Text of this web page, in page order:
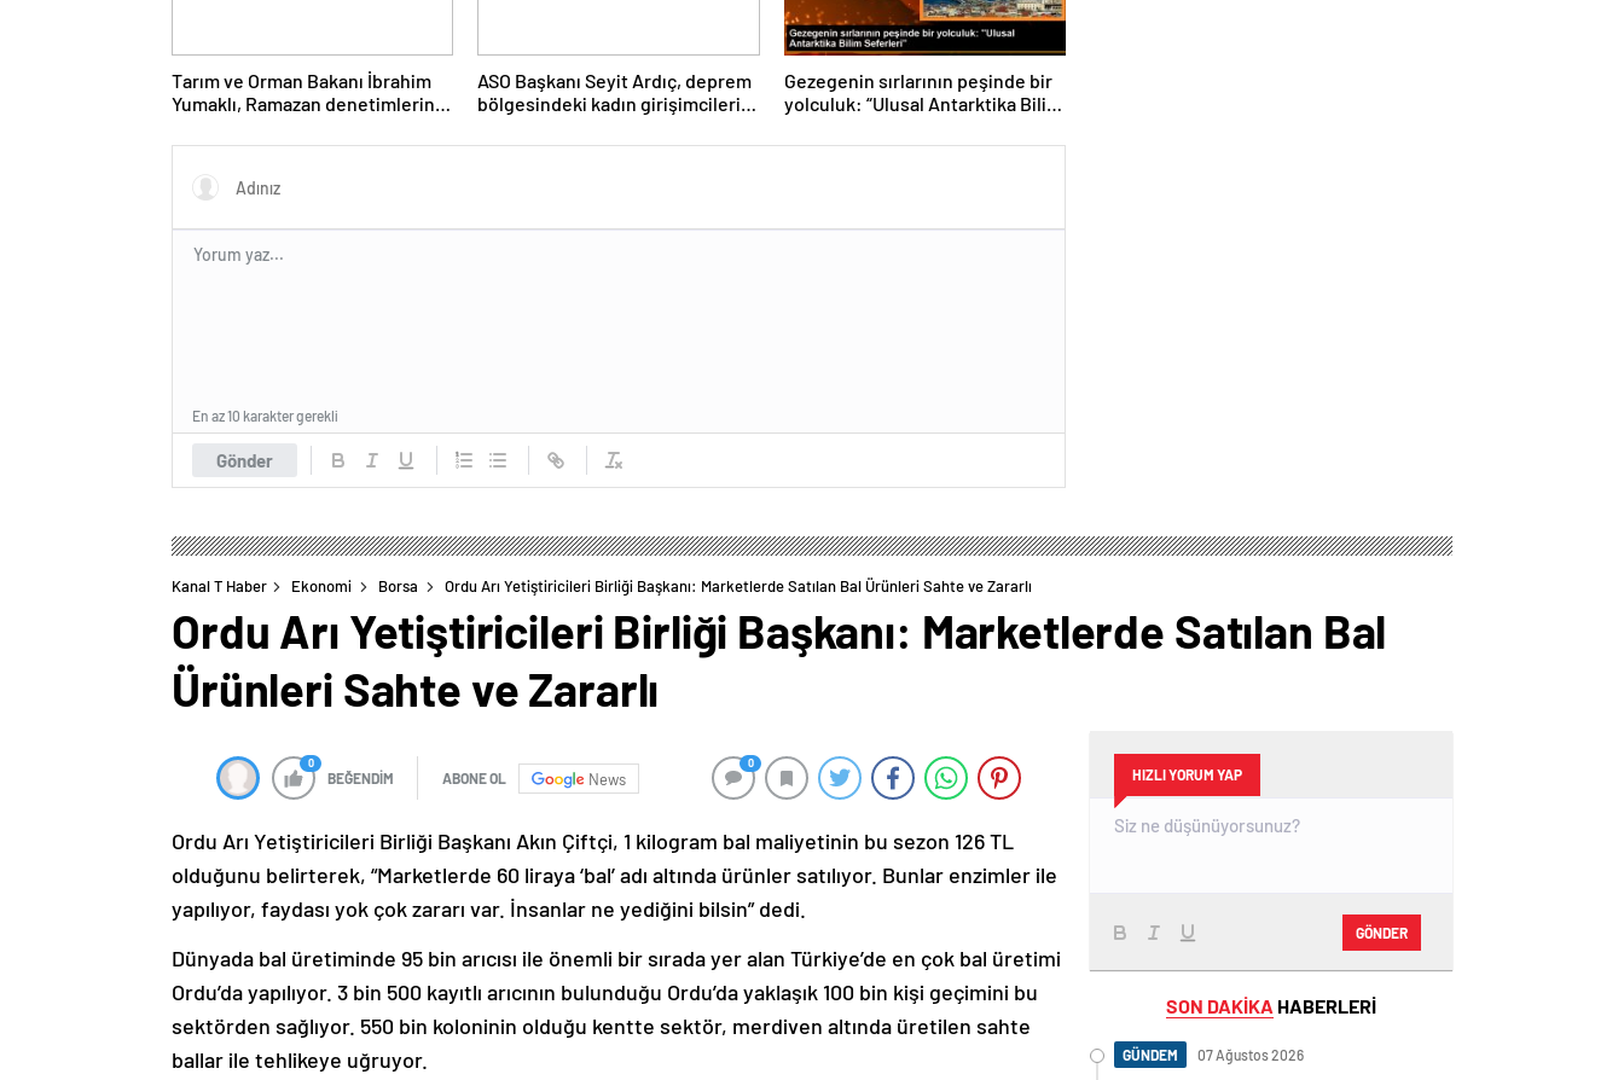
Tarım ve Orman Bakanı İbrahim
Yumaklı, Ramazan denetimlerini
ASO Başkanı Seyit Ardıç, deprem
bölgesindeki kadın girişimcilerin
vurguladı
Gezegenin sırlarının peşinde bir
yolculuk: “Ulusal Antarktika Bilim
Gönder
En az 10 karakter gerekli
Kanal T Haber Ekonomi Borsa Ordu Arı Yetiştiricileri Birliği Başkanı: Marketlerde Satılan Bal Ürünleri Sahte ve Zararlı
Ordu Arı Yetiştiricileri Birliği Başkanı: Marketlerde Satılan Bal
Ürünleri Sahte ve Zararlı
0
BEĞENDİM ABONE OL News
0
Ordu Arı Yetiştiricileri Birliği Başkanı Akın Çiftçi, 1 kilogram bal maliyetinin bu sezon 126 TL
olduğunu belirterek, “Marketlerde 60 liraya ‘bal’ adı altında ürünler satılıyor. Bunlar enzimler ile
yapılıyor, faydası yok çok zararı var. İnsanlar ne yediğini bilsin” dedi.
Dünyada bal üretiminde 95 bin arıcısı ile önemli bir sırada yer alan Türkiye’de en çok bal üretimi
Ordu’da yapılıyor. 3 bin 500 kayıtlı arıcının bulunduğu Ordu’da yaklaşık 100 bin kişi geçimini bu
sektörden sağlıyor. 550 bin koloninin olduğu kentte sektör, merdiven altında üretilen sahte
ballar ile tehlikeye uğruyor.
HIZLI YORUM YAP
GÖNDER
SON DAKİKA HABERLERİ
GÜNDEM 07 Ağustos 2026